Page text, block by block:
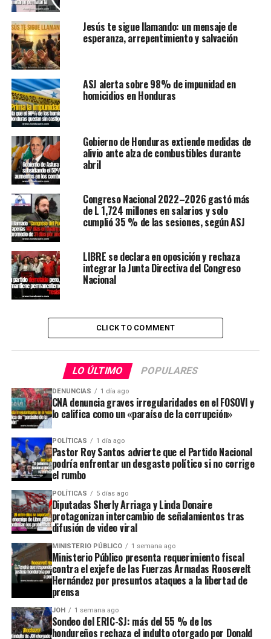
Jesús te sigue llamando: un mensaje de
esperanza, arrepentimiento y salvación
ASJ alerta sobre 98% de impunidad en
homicidios en Honduras
Gobierno de Honduras extiende medidas de
alivio ante alza de combustibles durante
abril
Congreso Nacional 2022–2026 gastó más
de L 1,724 millones en salarios y solo
cumplió 35 % de las sesiones, según ASJ
LIBRE se declara en oposición y rechaza
integrar la Junta Directiva del Congreso
Nacional
CLICK TO COMMENT
LO ÚLTIMO POPULARES
DENUNCIAS 1 día ago
CNA denuncia graves irregularidades en el FOSOVI y
lo califica como un «paraíso de la corrupción»
POLÍTICAS 1 día ago
Pastor Roy Santos advierte que el Partido Nacional
podría enfrentar un desgaste político si no corrige
el rumbo
POLÍTICAS 5 días ago
Diputadas Sherly Arriaga y Linda Donaire
protagonizan intercambio de señalamientos tras
difusión de video viral
MINISTERIO PÚBLICO 1 semana ago
Ministerio Público presenta requerimiento fiscal
contra el exjefe de las Fuerzas Armadas Roosevelt
Hernández por presuntos ataques a la libertad de
prensa
JOH 1 semana ago
Sondeo del ERIC-SJ: más del 55 % de los
hondureños rechaza el indulto otorgado por Donald